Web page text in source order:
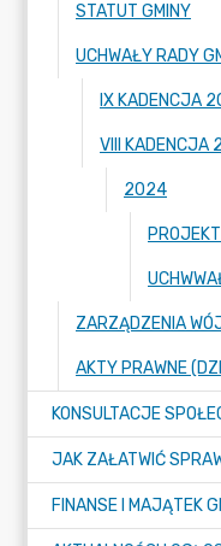
STATUT GMINY
UCHWAŁY RADY
IX KADENCJA
VIII
2024
ZARZĄDZENIA
KONSULTACJE
FINANSE I MAJĄTEK